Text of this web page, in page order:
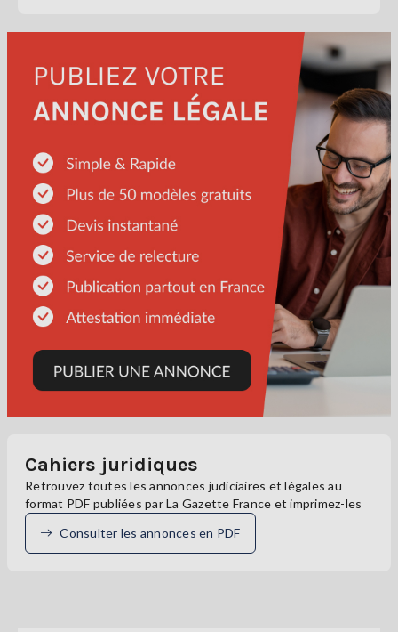
Cahiers juridiques
Retrouvez toutes les annonces judiciaires et légales au
format PDF publiées par La Gazette France et imprimez-les
Consulter les annonces en PDF